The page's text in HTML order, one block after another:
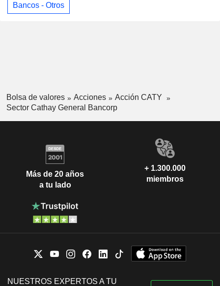
Bancos - Otros
Bolsa de valores Acciones
Acción CATY
Sector Cathay General Bancorp
Más de 20 años
a tu lado
+ 1.300.000
miembros
NUESTROS EXPERTOS A TU